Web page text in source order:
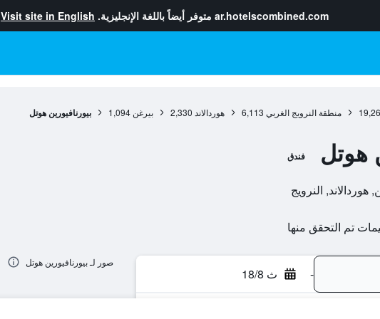
ar.hotelscombined.com متوفر أيضاً باللغة الإنجليزية. Visit site in English
منطقة النرويج الغربي 6,113 هوردالاند 2,330 بيرغن 1,094 بيورنافيورين هوتل
هوتل فندق
- ث 18/8
صور لـ بيورنافيورين هوتل